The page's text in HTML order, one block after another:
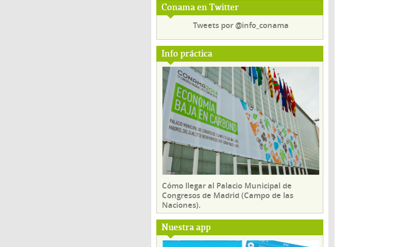
Conama en Twitter
Tweets por @info_conama
Info práctica
Cómo llegar al Palacio Municipal de
Congresos de Madrid (Campo de las
Naciones).
Nuestra app